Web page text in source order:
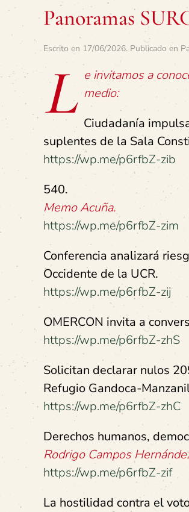
Panoramas
Escrito en 17/06/2026. Publicado en
L e invitamos a
medio:
Ciudadanía
suplentes de la Sala
https://wp.me/p6rfbZ-zib
540.
Memo Acuña.
https://wp.me/p6rfbZ-zim
Conferencia analizará
Occidente de la UCR.
https://wp.me/p6rfbZ-zij
OMERCON invita a
https://wp.me/p6rfbZ-zhS
Solicitan declarar nulos
Refugio Gandoca-
https://wp.me/p6rfbZ-zhC
Derechos humanos,
Rodrigo Campos
https://wp.me/p6rfbZ-zif
La hostilidad contra el